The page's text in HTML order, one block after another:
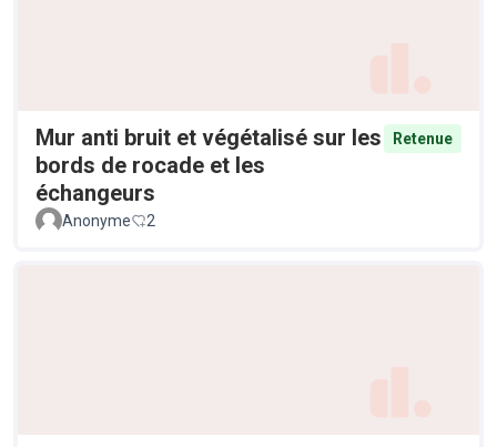
Mur anti bruit et végétalisé sur les
bords de rocade et les
échangeurs
Retenue
Anonyme 2